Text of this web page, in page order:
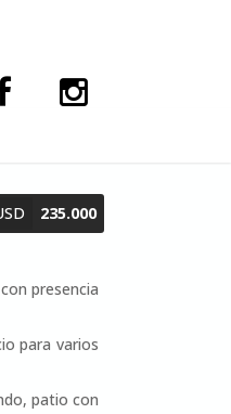
235.000
presencia
para varios
patio con